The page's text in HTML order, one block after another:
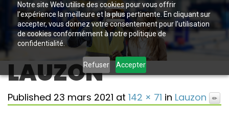
Notre site Web utilise des cookies pour vous offrir
l’expérience la meilleure et la plus pertinente. En cliquant sur
accepter, vous donnez votre consentement pour l’utilisation
de cookies conformément à notre politique de
confidentialité.
Refuser Accepter
LAUZON
Published 23 mars 2021 at 142 × 71 in Lauzon